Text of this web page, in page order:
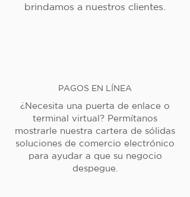
brindamos a nuestros clientes.
PAGOS EN LÍNEA
¿Necesita una puerta de enlace o
terminal virtual? Permítanos
mostrarle nuestra cartera de sólidas
soluciones de comercio electrónico
para ayudar a que su negocio
despegue.